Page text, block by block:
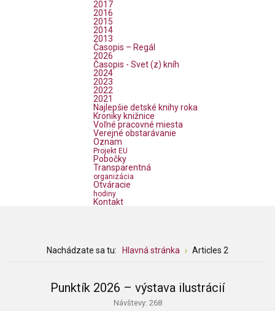
2017
2016
2015
2014
2013
Časopis – Regál
2026
Časopis - Svet (z) kníh
2024
2023
2022
2021
Najlepšie detské knihy roka
Kroniky knižnice
Voľné pracovné miesta
Verejné obstarávanie
Oznam
Projekt EU
Pobočky
Transparentná
organizácia
Otváracie
hodiny
Kontakt
Nachádzate sa tu: Hlavná stránka Articles 2
Punktík 2026 – výstava ilustrácií
Návštevy: 268